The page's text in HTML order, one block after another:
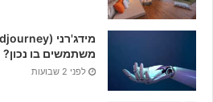
משתמשים בו נכון?
לפני 2 שבועות